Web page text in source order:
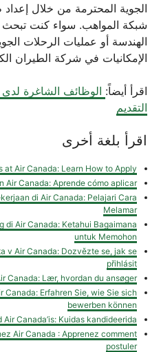
الجوية المحترمة من خلال
شبكة المواهب. سواء كنت تبحث
الهندسة أو عمليات الرحلات
الإمكانيات في شركة الطيران
اقرأ أيضاً: الوظائف الشاغرة لدى
التقديم
اقرأ بلغة أخرى
at Air Canada: Learn How to Apply
Air Canada: Aprende cómo aplicar
di Air Canada: Pelajari Cara
Melamar
di Air Canada: Ketahui Bagaimana
untuk Memohon
v Air Canada: Dozvězte se, jak se
přihlásit
Canada: Lær, hvordan du ansøger
Canada: Erfahren Sie, wie Sie sich
bewerben können
Canada’is: Kuidas kandideerida
Air Canada : Apprenez comment
postuler